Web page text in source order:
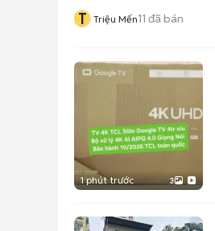
T Triệu Mến11 đã bán
1 phút trước 3